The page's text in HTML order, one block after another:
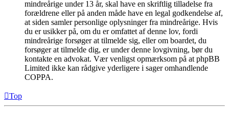
mindreårige under 13 år, skal have en skriftlig tilladelse fra
forældrene eller på anden måde have en legal godkendelse af,
at siden samler personlige oplysninger fra mindreårige. Hvis
du er usikker på, om du er omfattet af denne lov, fordi
mindreårige forsøger at tilmelde sig, eller om boardet, du
forsøger at tilmelde dig, er under denne lovgivning, bør du
kontakte en advokat. Vær venligst opmærksom på at phpBB
Limited ikke kan rådgive yderligere i sager omhandlende
COPPA.
Top